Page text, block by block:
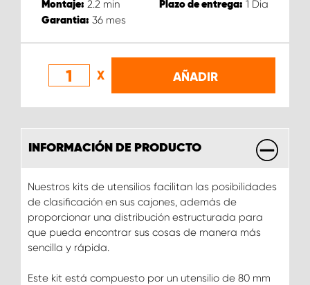
Montaje: 2.2 min Plazo de entrega: 1 Dia
Garantia: 36 mes
X AÑADIR
INFORMACIÓN DE PRODUCTO
Nuestros kits de utensilios facilitan las posibilidades
de clasificación en sus cajones, además de
proporcionar una distribución estructurada para
que pueda encontrar sus cosas de manera más
sencilla y rápida.
Este kit está compuesto por un utensilio de 80 mm